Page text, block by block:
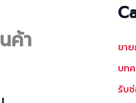
ค้า
ขา
บท
รับ